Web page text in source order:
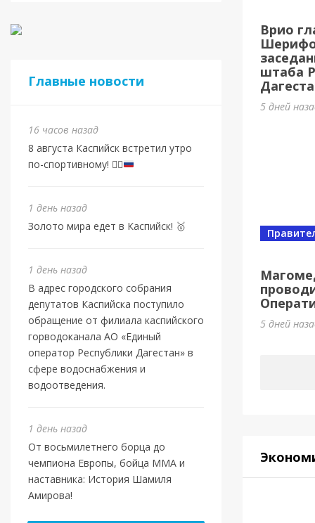
Главные новости
16 часов назад
8 августа Каспийск встретил утро
по-спортивному! 🏃‍♂️
1 день назад
Золото мира едет в Каспийск! 🥇
1 день назад
В адрес городского собрания
депутатов Каспийска поступило
обращение от филиала каспийского
горводоканала АО «Единый
оператор Республики Дагестан» в
сфере водоснабжения и
водоотведения.
1 день назад
От восьмилетнего борца до
чемпиона Европы, бойца ММА и
наставника: История Шамиля
Амирова!
1 день
От
Врио
штаба
5 дней
5 дней